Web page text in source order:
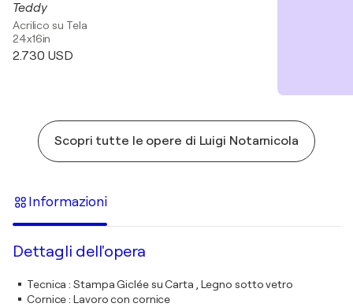
Teddy
Acrilico su Tela
24x16in
2.730 USD
Scopri tutte le opere di Luigi Notarnicola
Informazioni
Dettagli dell'opera
Tecnica :Stampa Giclée su Carta , Legno sotto vetro
Cornice:Lavoro con cornice